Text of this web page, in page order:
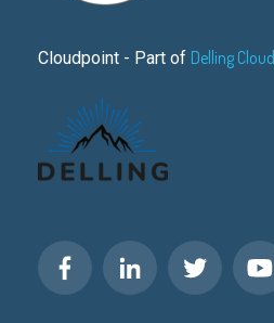
Cloudpoint - Part of Delling Cloud